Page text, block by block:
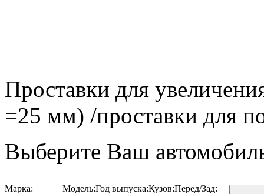
Проставки для
=25 мм) /проставки для
Выберите Ваш
Марка: Модель:Год выпуска:Кузов:Перед/Зад: